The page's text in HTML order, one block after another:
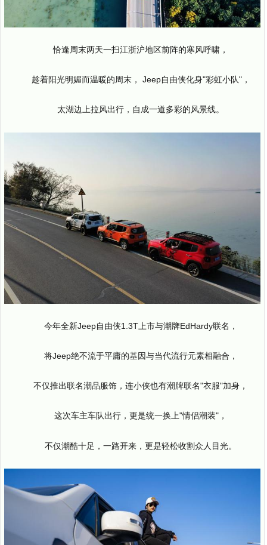
恰逢周末两天一扫江浙沪地区前阵的寒风呼啸，
趁着阳光明媚而温暖的周末， Jeep自由侠化身"彩虹小队"，
太湖边上拉风出行，自成一道多彩的风景线。
今年全新Jeep自由侠1.3T上市与潮牌EdHardy联名，
将Jeep绝不流于平庸的基因与当代流行元素相融合，
不仅推出联名潮品服饰，连小侠也有潮牌联名"衣服"加身，
这次车主车队出行，更是统一换上"情侣潮装"，
不仅潮酷十足，一路开来，更是轻松收割众人目光。